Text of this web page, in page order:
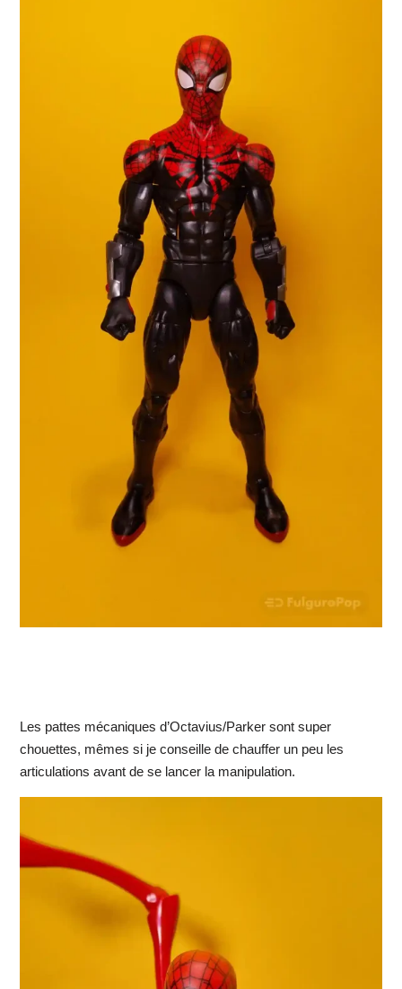
Les pattes mécaniques d’Octavius/Parker sont super
chouettes, mêmes si je conseille de chauffer un peu les
articulations avant de se lancer la manipulation.